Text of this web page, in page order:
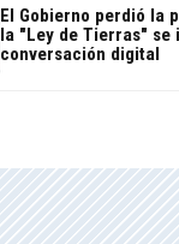
El Gobierno perdió la
la "Ley de Tierras" se
conversación digital